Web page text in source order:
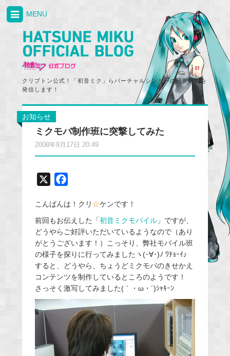
クリプトン公式！「初音ミク」らバーチャルシンガーの最新情報を
発信します！
MENU
お知らせ
ミクモバ制作班に突撃してみた
2008年9月17日 20:49
c
e
b
o
o
こんばんは！クリ ☆ケンです！
前回もお伝えした「初音ミクモバイル」ですが、
どうやらご好評いただいているようなので（あり
がとうございます！）こっそり、弊社モバイル班
の様子を探りに行ってみましたヽ(･∀･)ﾉ ﾜﾁｮｰｲ♪
すると、どうやら、ちょうどミクモバのきせかえ
コンテンツを制作しているところのようです！
さっそく激写してみました(｀・ω・´)ｼｬｷｰﾝ